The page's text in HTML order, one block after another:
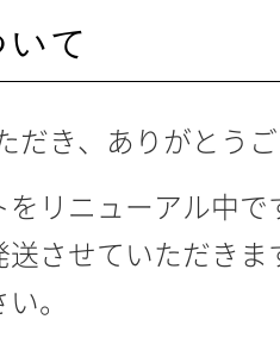
て
だき、ありがとう
リニューアル中で
送させていただき
。